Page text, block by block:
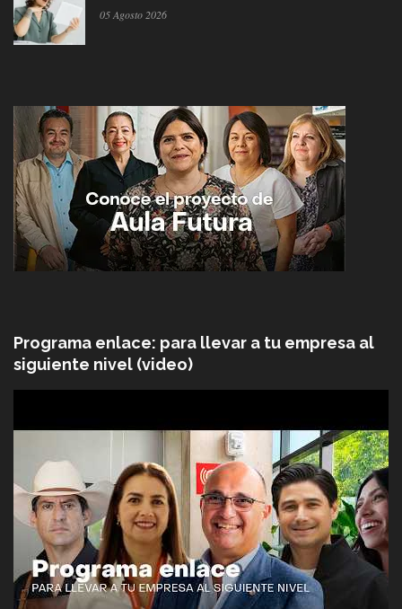
05 Agosto 2026
Programa enlace: para llevar a tu empresa al
siguiente nivel (video)